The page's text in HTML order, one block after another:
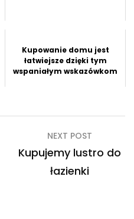
Kupowanie domu jest
łatwiejsze dzięki tym
wspaniałym wskazówkom
NEXT POST
Kupujemy lustro do
łazienki